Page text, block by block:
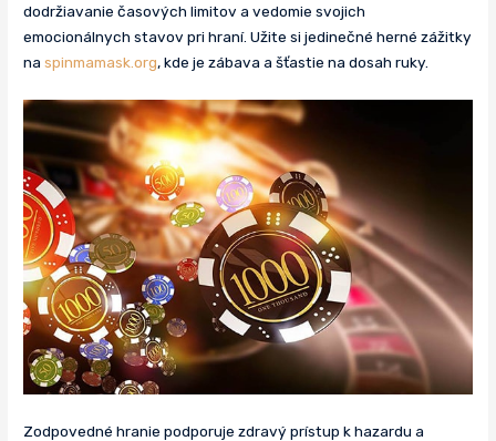
dodržiavanie časových limitov a vedomie svojich
emocionálnych stavov pri hraní. Užite si jedinečné herné zážitky
naspinmamask.org, kde je zábava a šťastie na dosah ruky.
Zodpovedné hranie podporuje zdravý prístup k hazardu a